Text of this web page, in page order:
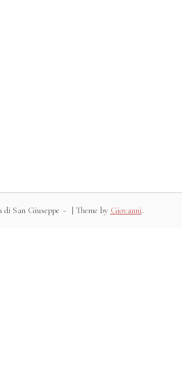
San Giuseppe | Theme by Giovanni.